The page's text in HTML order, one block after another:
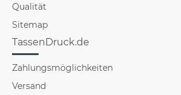
Qualität
Sitemap
TassenDruck.de
Zahlungsmöglichkeiten
Versand